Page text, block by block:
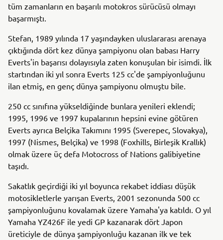
tüm zamanların en başarılı motokros sürücüsü olmayı
başarmıştı.
Stefan, 1989 yılında 17 yaşındayken uluslararası arenaya
çıktığında dört kez dünya şampiyonu olan babası Harry
Everts'in başarısı dolayısıyla zaten konuşulan bir isimdi. İlk
startından iki yıl sonra Everts 125 cc'de şampiyonluğunu
ilan etmiş, en genç dünya şampiyonu olmuştu bile.
250 cc sınıfına yükseldiğinde bunlara yenileri eklendi;
1995, 1996 ve 1997 kupalarının hepsini evine götüren
Everts ayrıca Belçika Takımını 1995 (Sverepec, Slovakya),
1997 (Nismes, Belçika) ve 1998 (Foxhills, Birleşik Krallık)
olmak üzere üç defa Motocross of Nations galibiyetine
taşıdı.
Sakatlık geçirdiği iki yıl boyunca rekabet iddiası düşük
motosikletlerle yarışan Everts, 2001 sezonunda 500 cc
şampiyonluğunu kovalamak üzere Yamaha'ya katıldı. O yıl
Yamaha YZ426F ile yedi GP kazanarak dört Japon
üreticiyle de dünya şampiyonluğu kazanan ilk ve tek